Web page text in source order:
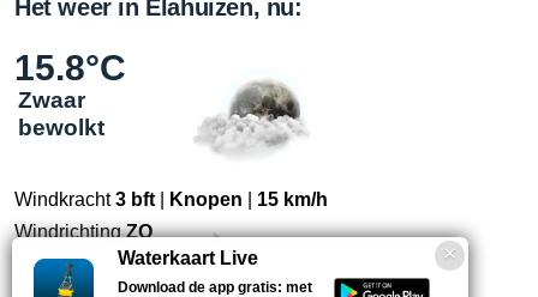
Het weer in Elahuizen, nu:
15.8°C
Zwaar
bewolkt
Windkracht3 bft Knopen
15 km/h
WindrichtingZO
Waterkaart Live
Download de app gratis: met